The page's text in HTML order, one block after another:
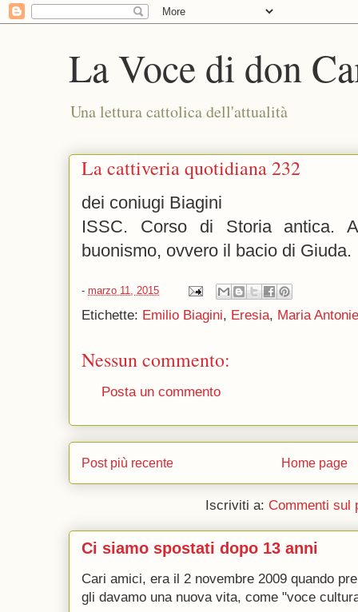
La Voce di don
Una lettura cattolica dell'attualità
La cattiveria quotidiana 232
dei coniugi Biagini
ISSC. Corso di Storia antica.
buonismo, ovvero il bacio di Giuda.
- marzo 11, 2015
Etichette: Emilio Biagini, Eresia, Maria
Nessun commento:
Posta un commento
Post più recente Home page
Iscriviti a: Commenti sul
Ci siamo spostati dopo 13 anni
Cari amici, era il 2 novembre 2009 quando
gli davamo una nuova vita, come "voce